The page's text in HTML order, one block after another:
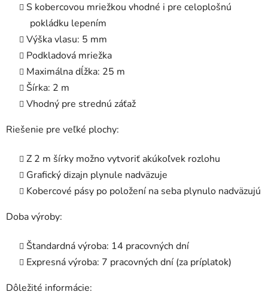
S kobercovou mriežkou vhodné i pre celoplošnú
pokládku lepením
Výška vlasu: 5 mm
Podkladová mriežka
Maximálna dĺžka: 25 m
Šírka: 2 m
Vhodný pre strednú záťaž
Riešenie pre veľké plochy:
Z 2 m šírky možno vytvoriť akúkoľvek rozlohu
Grafický dizajn plynule nadväzuje
Kobercové pásy po položení na seba plynulo nadväzujú
Doba výroby:
Štandardná výroba: 14 pracovných dní
Expresná výroba: 7 pracovných dní (za príplatok)
Dôležité informácie: